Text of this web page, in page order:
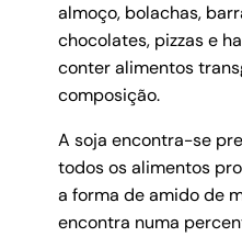
almoço, bolachas,
chocolates, pizzas e
conter alimentos
composição.
A soja encontra-se
todos os alimentos
a forma de amido de
encontra numa